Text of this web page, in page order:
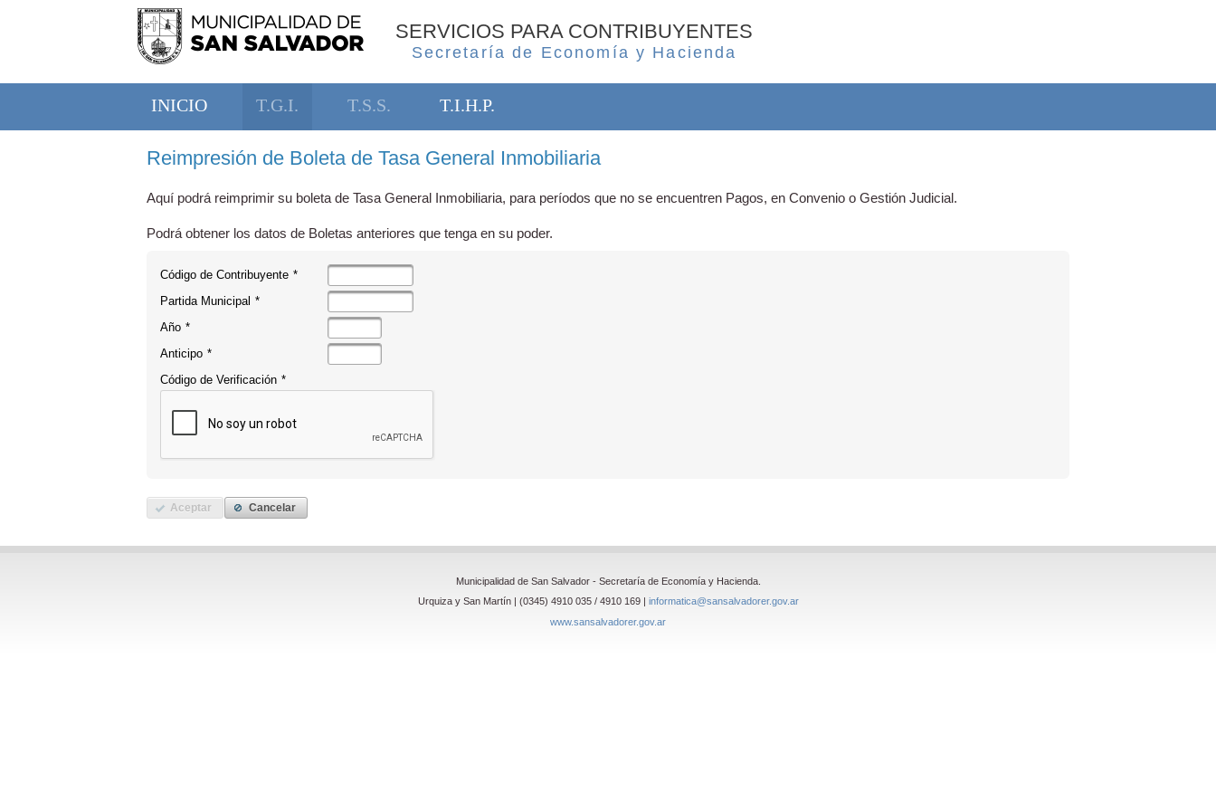
SERVICIOS PARA CONTRIBUYENTES
Secretaría de Economía y Hacienda
INICIO T.G.I. T.S.S. T.I.H.P.
Reimpresión de Boleta de Tasa General Inmobiliaria
Aquí podrá reimprimir su boleta de Tasa General Inmobiliaria, para períodos que no se encuentren Pagos, en Convenio o Gestión Judicial.
Podrá obtener los datos de Boletas anteriores que tenga en su poder.
Código de Contribuyente *
Partida Municipal *
Año *
Anticipo *
Código de Verificación *
Aceptar Cancelar
Municipalidad de San Salvador - Secretaría de Economía y Hacienda.
Urquiza y San Martín | (0345) 4910 035 / 4910 169 | informatica@sansalvadorer.gov.ar
www.sansalvadorer.gov.ar